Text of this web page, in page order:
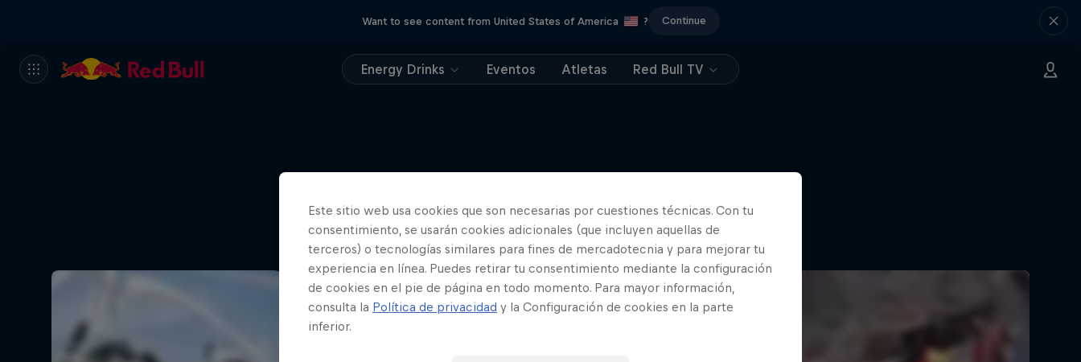
Want to see content from United States of America ? Continue
Energy Drinks Eventos Atletas Red Bull TV
Más contenidos similares
Este sitio web usa cookies que son necesarias por cuestiones técnicas. Con tu
consentimiento, se usarán cookies adicionales (que incluyen aquellas de
terceros) o tecnologías similares para fines de mercadotecnia y para mejorar tu
experiencia en línea. Puedes retirar tu consentimiento mediante la configuración
de cookies en el pie de página en todo momento. Para mayor información,
consulta la Política de privacidad y la Configuración de cookies en la parte
inferior.